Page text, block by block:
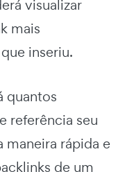
visualizar
mais
inseriu.
quantos
referência seu
maneira rápida e
de um